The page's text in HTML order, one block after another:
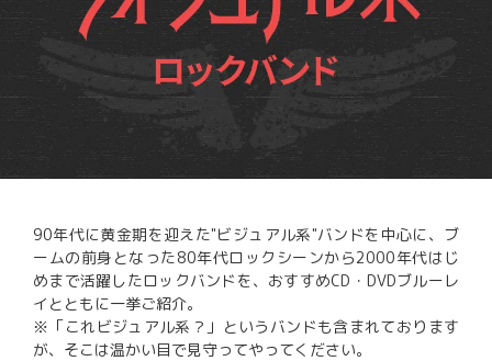
90年代に黄金期を迎えた"ビジュアル系"バンドを中心に、ブ
ームの前身となった80年代ロックシーンから2000年代はじ
めまで活躍したロックバンドを、おすすめCD・DVDブルーレ
イとともに一挙ご紹介。
※「これビジュアル系？」というバンドも含まれております
が、そこは温かい目で見守ってやってください。